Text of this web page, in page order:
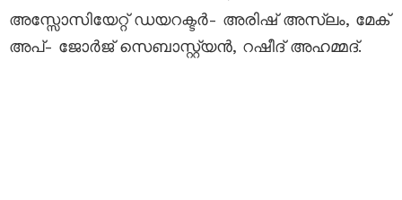
അസ്സോസിയേറ്റ് ഡയറക്ടർ- അരിഷ് അസ്‌ലം, മേക്
അപ്- ജോർജ്‌ സെബാസ്റ്റ്യൻ, റഷീദ് അഹമ്മദ്.